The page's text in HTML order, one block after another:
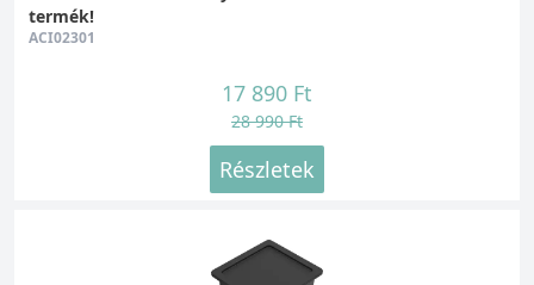
termék!
ACI02301
17 890 Ft
28 990 Ft
Részletek